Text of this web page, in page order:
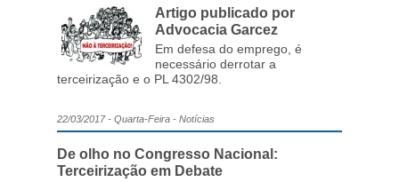
Artigo publicado por
Advocacia Garcez
Em defesa do emprego, é
necessário derrotar a
terceirização e o PL 4302/98.
22/03/2017 - Quarta-Feira - Notícias
De olho no Congresso Nacional:
Terceirização em Debate